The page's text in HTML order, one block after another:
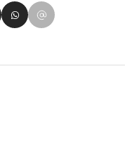
LinkedIn
su Pinterest
Condividi su WhatsApp
Condividi su Email